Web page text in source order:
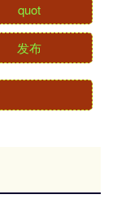
quot
发布